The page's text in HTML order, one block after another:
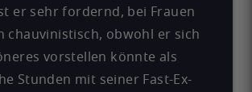
er sehr fordernd, bei Frauen
chauvinistisch, obwohl er sich
vorstellen könnte als
Stunden mit seiner Fast-Ex-